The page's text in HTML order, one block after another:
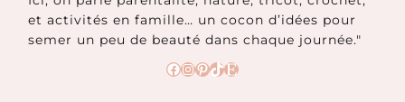
et activités en famille… un cocon d’idées pour
semer un peu de beauté dans chaque journée."
Facebook
Instagram
Pinterest
TikTok
Etsy